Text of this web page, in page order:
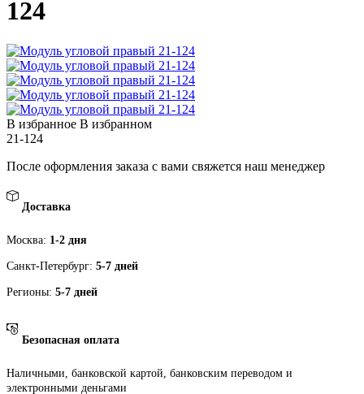
124
В избранное В избранном
21-124
После оформления заказа с вами свяжется наш менеджер
Доставка
Москва: 1-2 дня
Санкт-Петербург: 5-7 дней
Регионы: 5-7 дней
Безопасная оплата
Наличными, банковской картой, банковским переводом и
электронными деньгами